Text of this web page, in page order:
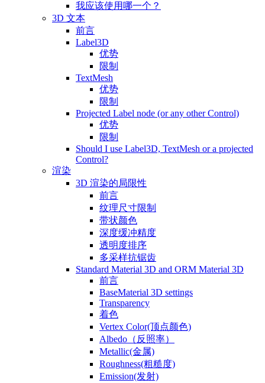
我应该使用哪一个？
3D 文本
前言
Label3D
优势
限制
TextMesh
优势
限制
Projected Label node (or any other Control)
优势
限制
Should I use Label3D, TextMesh or a projected
Control?
渲染
3D 渲染的局限性
前言
纹理尺寸限制
带状颜色
深度缓冲精度
透明度排序
多采样抗锯齿
Standard Material 3D and ORM Material 3D
前言
BaseMaterial 3D settings
Transparency
着色
Vertex Color(顶点颜色)
Albedo（反照率）
Metallic(金属)
Roughness(粗糙度)
Emission(发射)